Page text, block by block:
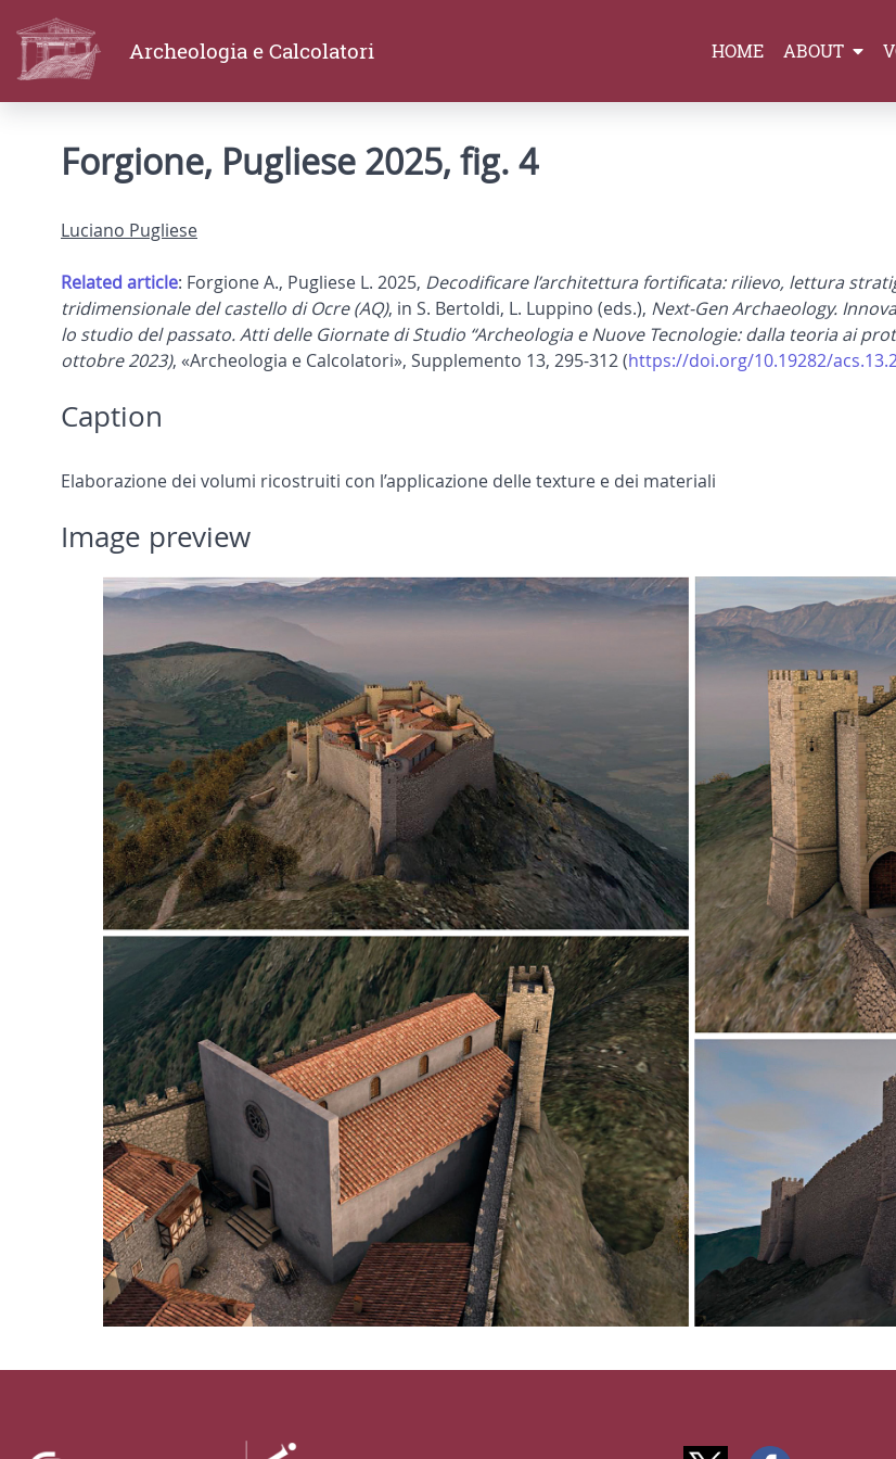
Archeologia e Calcolatori HOME ABOUT
Forgione, Pugliese 2025, fig. 4
Luciano Pugliese
Related article: Forgione A., Pugliese L. 2025, Decodificare l’architettura fortificata: rilievo, lettura
tridimensionale del castello di Ocre (AQ), in S. Bertoldi, L. Luppino (eds.), Next-Gen Archaeology.
lo studio del passato. Atti delle Giornate di Studio “Archeologia e Nuove Tecnologie: dalla teoria ai
ottobre 2023), «Archeologia e Calcolatori», Supplemento 13, 295-312 (https://doi.org/10.19282/
Caption
Elaborazione dei volumi ricostruiti con l’applicazione delle texture e dei materiali
Image preview